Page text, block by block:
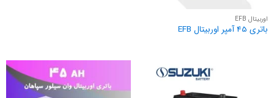
اوربیتال EFB
باتری 45 آمپر اوربیتال EFB